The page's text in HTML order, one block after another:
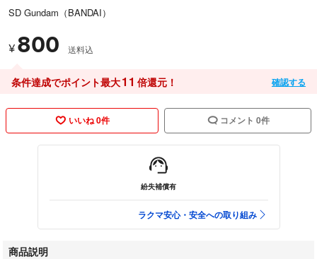
SD Gundam（BANDAI）
¥ 800 送料込
条件達成でポイント最大11 倍還元！ 確認する
いいね 0件 コメント 0件
紛失補償有
ラクマ安心・安全への取り組み
商品説明